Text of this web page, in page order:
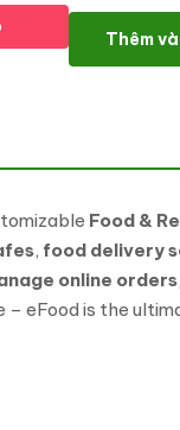
eFood –
Thêm
Food &
, food delivery
online orders
eFood is the